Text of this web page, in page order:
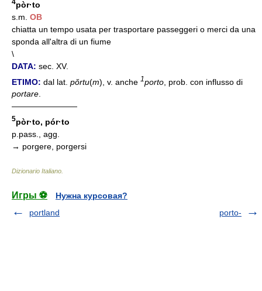
pòr·to
s.m. OB
chiatta un tempo usata per trasportare passeggeri o merci da una
sponda all'altra di un fiume
\
DATA: sec. XV.
ETIMO: dal lat. pŏrtu(m), v. anche 1porto , prob. con influsso di
portare.
————————
5pòr·to, pór·to
p.pass., agg.
→ porgere, porgersi
Dizionario Italiano
Игры ⚽
Нужна курсовая?
portland
porto-